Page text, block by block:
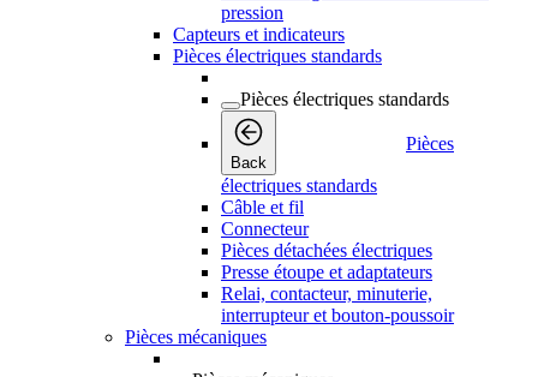
pression
Capteurs et indicateurs
Pièces électriques standards
Pièces électriques standards
Back
Pièces
électriques standards
Câble et fil
Connecteur
Pièces détachées électriques
Presse étoupe et adaptateurs
Relai, contacteur, minuterie,
interrupteur et bouton-poussoir
Pièces mécaniques